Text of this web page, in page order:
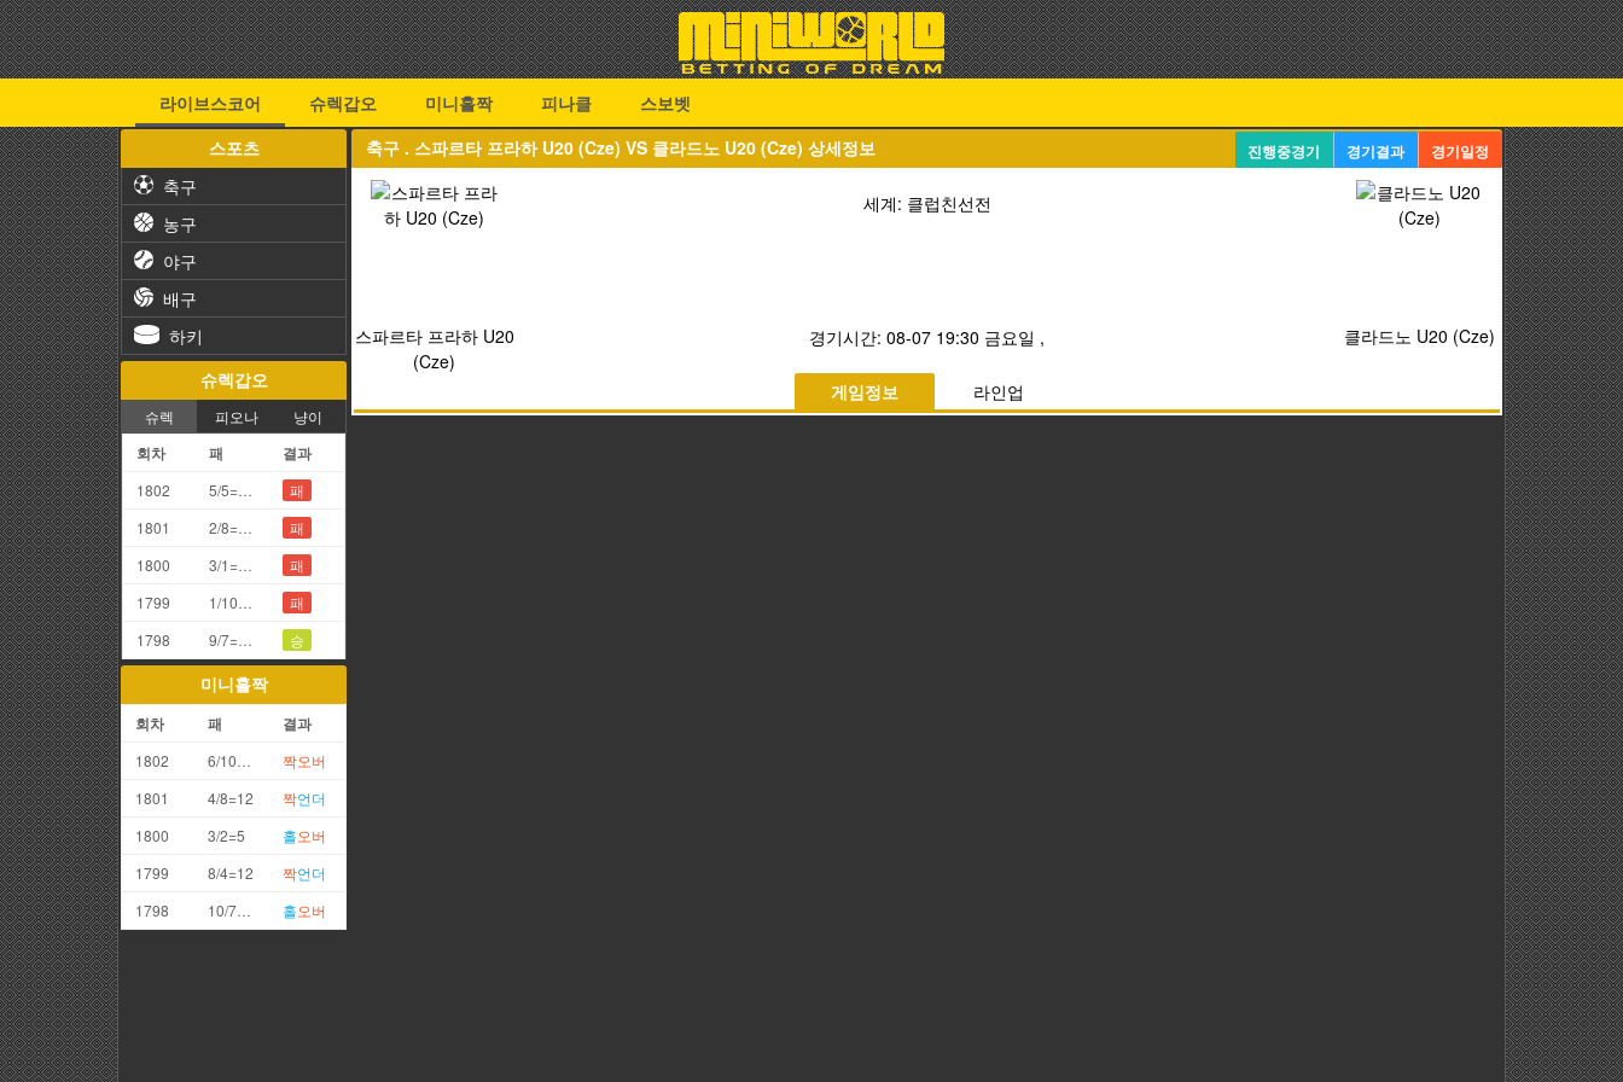
라이브스코어 슈렉갑오 미니홀짝 피나클
스보벳
스포츠
축구
농구
야구
배구
하키
슈렉갑오
슈렉 피오나 냥이
회차 패 결과
1802 5/5=0끗(망통)
패
1801
2/8=0끗(망통)
패
1800
3/1=4끗
패
1799
1/10=1끗
패
1798
9/7=6끗 승
미니홀짝
회차 패 결과
1802 6/10=16 짝오버
1801
4/8=12 짝언더
1800
3/2=5 홀오버
1799
8/4=12 짝언더
1798
10/7=17 홀오버
축구 . 스파르타 프라하 U20 (Cze) VS 클라드노 U20 (Cze) 상세정보 진행중경기 경기결과 경기일정
스파르타 프라하 U20
(Cze)
세계: 클럽친선전
경기시간:08-07 19:30 금요일 , 클라드노 U20 (Cze)
게임정보 라인업